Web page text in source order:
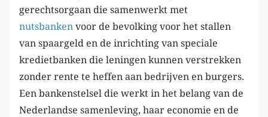
gerechtsorgaan die samenwerkt met
nutsbanken voor de bevolking voor het stallen
van spaargeld en de inrichting van speciale
kredietbanken die leningen kunnen verstrekken
zonder rente te heffen aan bedrijven en burgers.
Een bankenstelsel die werkt in het belang van de
Nederlandse samenleving, haar economie en de